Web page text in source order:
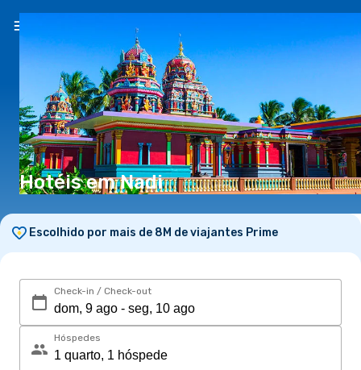
Hotéis em Nadi
Escolhido por mais de 8M de viajantes Prime
Check-in / Check-out
Hóspedes